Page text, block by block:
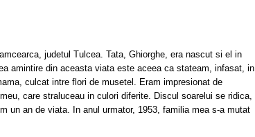
judetul Tulcea. Tata, Ghiorghe, era nascut si el in
amintire din aceasta viata este aceea ca stateam, infasat, in
culcat intre flori de musetel. Eram impresionat de
care straluceau in culori diferite. Discul soarelui se ridica,
un an de viata. In anul urmator, 1953, familia mea s-a mutat